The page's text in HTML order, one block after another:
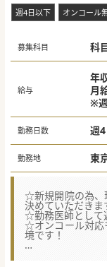
週4日以下 オンコール
募集科目 科
給与
年
月
※
分
勤務日数 週
勤務地
☆新規開院の為、
決めていただきま
☆勤務医師として
☆オンコール対応
境です！